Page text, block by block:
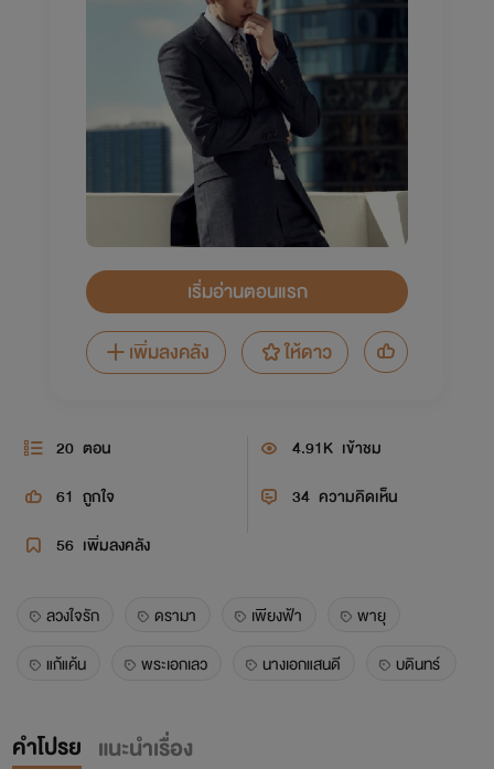
เริ่มอ่านตอนแรก
เพิ่มลงคลัง
ให้ดาว
20 ตอน 4.91K เข้าชม
61 ถูกใจ 34 ความคิดเห็น
56 เพิ่มลงคลัง
ลวงใจรัก ดรามา เพียงฟ้า
พายุ
แก้แค้น
พระเอกเลว นางเอกแสนดี บดินทร์
คำโปรย แนะนำเรื่อง